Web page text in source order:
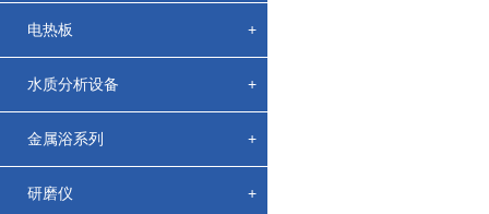
电热板 +
水质分析设备 +
金属浴系列 +
研磨仪 +